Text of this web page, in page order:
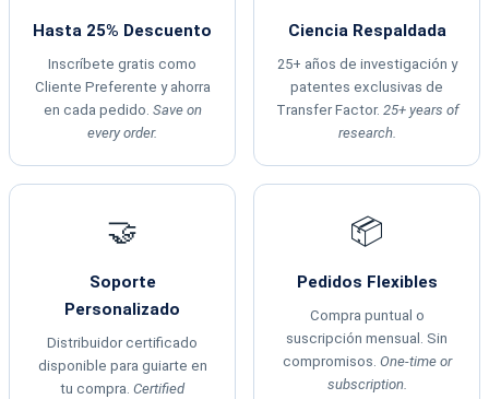
Hasta 25% Descuento
Inscríbete gratis como
Cliente Preferente y ahorra
en cada pedido. Save on
every order.
Ciencia Respaldada
25+ años de investigación y
patentes exclusivas de
Transfer Factor. 25+ years of
research.
🤝
Soporte
Personalizado
Distribuidor certificado
disponible para guiarte en
tu compra. Certified
📦
Pedidos Flexibles
Compra puntual o
suscripción mensual. Sin
compromisos. One-time or
subscription.